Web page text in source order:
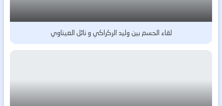
لقاء الحسم بين وليد الركراكي و نائل العيناوي